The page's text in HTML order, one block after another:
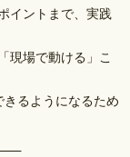
イントまで、実践
現場で動ける」こ